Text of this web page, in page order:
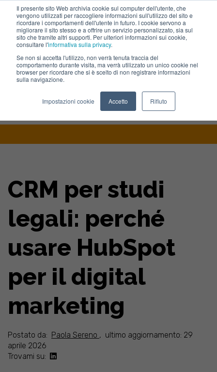
Il presente sito Web archivia cookie sul computer dell'utente, che
vengono utilizzati per raccogliere informazioni sull'utilizzo del sito e
ricordare i comportamenti dell'utente in futuro. I cookie servono a
migliorare il sito stesso e a offrire un servizio personalizzato, sia sul
sito che tramite altri supporti. Per ulteriori informazioni sui cookie,
consultare l'informativa sulla privacy.
Se non si accetta l'utilizzo, non verrà tenuta traccia del
comportamento durante visita, ma verrà utilizzato un unico cookie nel
browser per ricordare che si è scelto di non registrare informazioni
sulla navigazione.
Impostazioni cookie Accetto Rifiuto
Lavora con noi
Crm Per Studi Legali Perche Usare Hubspot Per
CRM per studi
legali: perché
usare HubSpot
per il digital
marketing
Postato da: Paola Sereno , ultimo aggiornamento: 29
aprile 2026
Trovami su: